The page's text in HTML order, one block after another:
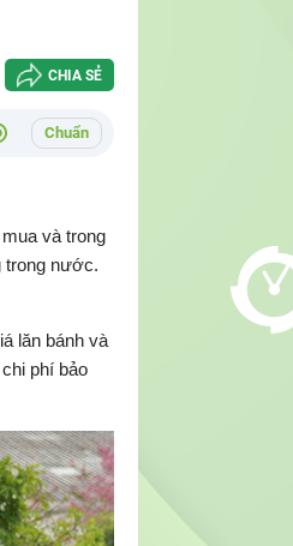
CHIA SẺ
Chuẩn
và trong
trong nước.
lăn bánh và
phí bảo